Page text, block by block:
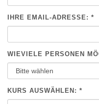
IHRE EMAIL-ADRESSE: *
WIEVIELE PERSONEN
KURS AUSWÄHLEN: *